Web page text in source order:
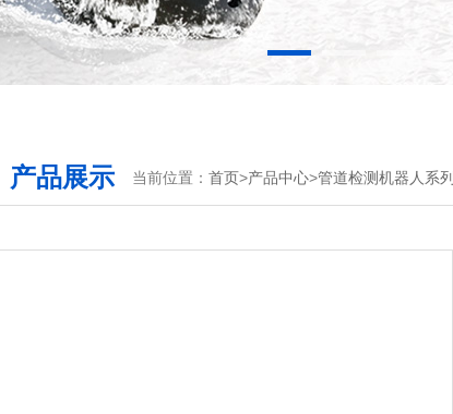
产品展示 当前位置： 首页>产品中心>管道检测机器人系列